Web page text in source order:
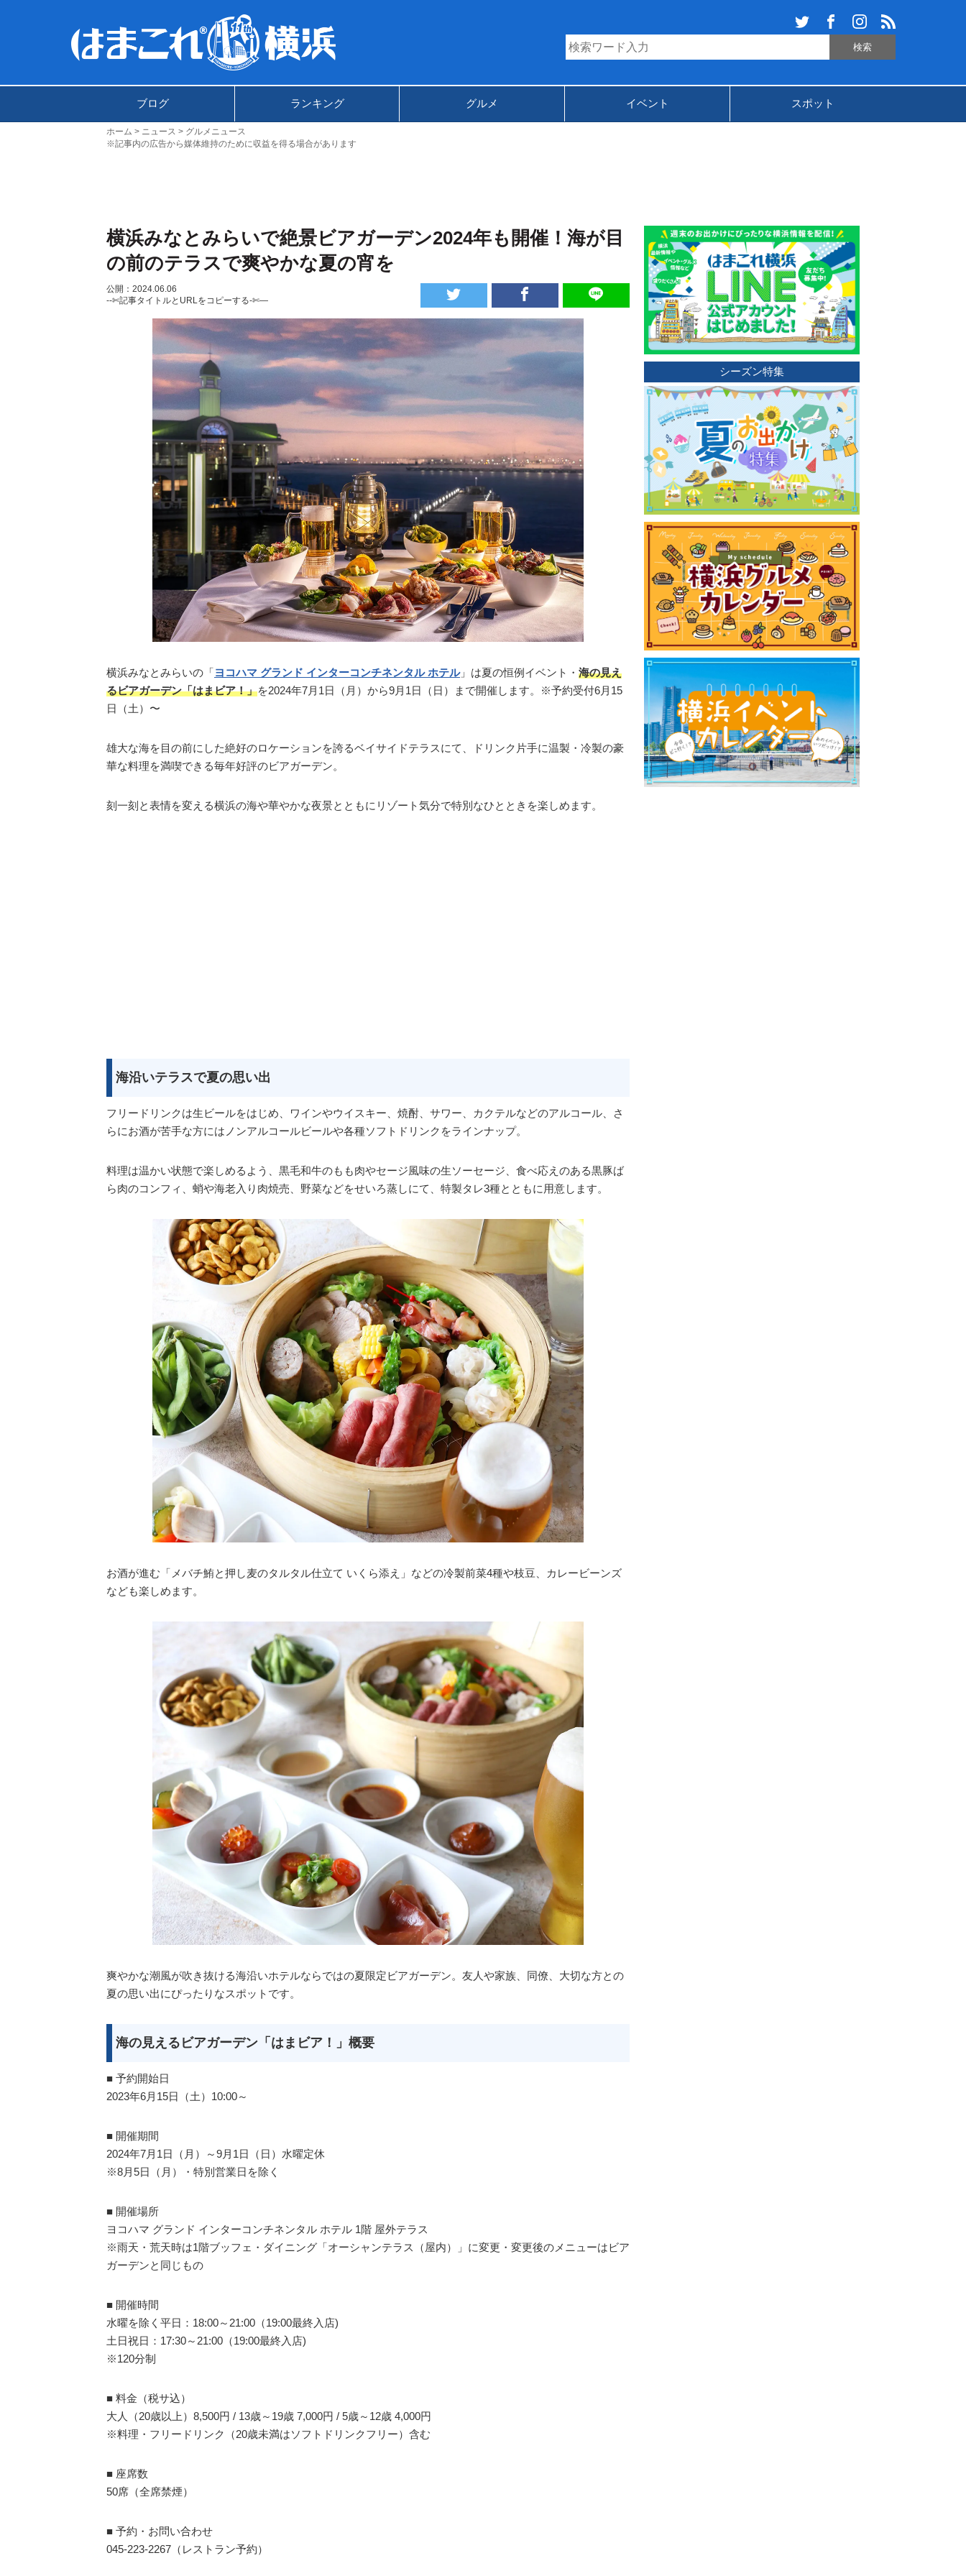
ブログ ランキング グルメ イベント スポット
ホーム ニュース
グルメニュース
※記事内の広告から媒体維持のために収益を得る場合があります
横浜みなとみらいで絶景ビアガーデン2024年も開催！海が目
の前のテラスで爽やかな夏の宵を
公開：2024.06.06
--✄記事タイトルとURLをコピーする-✄—
横浜みなとみらいの「ヨコハマ グランド インターコンチネンタル ホテル」は夏の恒例イベント・ 海の見え
るビアガーデン「はまビア！」を2024年7月1日（月）から9月1日（日）まで開催します。※予約受付6月15
日（土）〜
雄大な海を目の前にした絶好のロケーションを誇るベイサイドテラスにて、ドリンク片手に温製・冷製の豪
華な料理を満喫できる毎年好評のビアガーデン。
刻一刻と表情を変える横浜の海や華やかな夜景とともにリゾート気分で特別なひとときを楽しめます。
海沿いテラスで夏の思い出
フリードリンクは生ビールをはじめ、ワインやウイスキー、焼酎、サワー、カクテルなどのアルコール、さ
らにお酒が苦手な方にはノンアルコールビールや各種ソフトドリンクをラインナップ。
料理は温かい状態で楽しめるよう、黒毛和牛のもも肉やセージ風味の生ソーセージ、食べ応えのある黒豚ば
ら肉のコンフィ、蛸や海老入り肉焼売、野菜などをせいろ蒸しにて、特製タレ3種とともに用意します。
お酒が進む「メバチ鮪と押し麦のタルタル仕立て いくら添え」などの冷製前菜4種や枝豆、カレービーンズ
なども楽しめます。
爽やかな潮風が吹き抜ける海沿いホテルならではの夏限定ビアガーデン。友人や家族、同僚、大切な方との
夏の思い出にぴったりなスポットです。
海の見えるビアガーデン「はまビア！」概要
■ 予約開始日
2023年6月15日（土）10:00～
■ 開催期間
2024年7月1日（月）～9月1日（日）水曜定休
※8月5日（月）・特別営業日を除く
■ 開催場所
ヨコハマ グランド インターコンチネンタル ホテル 1階 屋外テラス
※雨天・荒天時は1階ブッフェ・ダイニング「オーシャンテラス（屋内）」に変更・変更後のメニューはビア
ガーデンと同じもの
■ 開催時間
水曜を除く平日：18:00～21:00（19:00最終入店)
土日祝日：17:30～21:00（19:00最終入店)
※120分制
■ 料金（税サ込）
大人（20歳以上）8,500円 / 13歳～19歳 7,000円 / 5歳～12歳 4,000円
※料理・フリードリンク（20歳未満はソフトドリンクフリー）含む
■ 座席数
50席（全席禁煙）
■ 予約・お問い合わせ
045-223-2267（レストラン予約）
シーズン特集